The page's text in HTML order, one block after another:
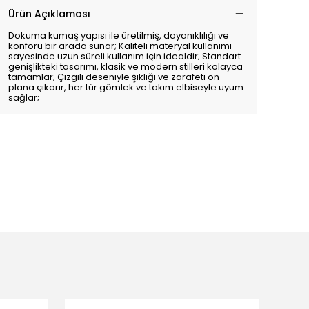
Ürün Açıklaması
Dokuma kumaş yapısı ile üretilmiş, dayanıklılığı ve
konforu bir arada sunar; Kaliteli materyal kullanımı
sayesinde uzun süreli kullanım için idealdir; Standart
genişlikteki tasarımı, klasik ve modern stilleri kolayca
tamamlar; Çizgili deseniyle şıklığı ve zarafeti ön
plana çıkarır, her tür gömlek ve takım elbiseyle uyum
sağlar;